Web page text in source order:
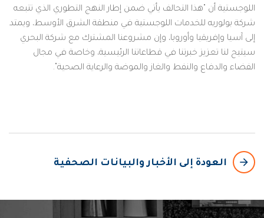
اللوجستية أن "هذا التحالف يأتي ضمن إطار النهج التطوري الذي تتبعه
شركة بولوريه للخدمات اللوجستية في منطقة الشرق الأوسط، ويمتد
إلى آسيا وإفريقيا وأوروبا، وإن مشروعنا المشترك مع شركة البحري
سيتيح لنا تعزيز خبرتنا في قطاعاتنا الرئيسية، وخاصة في مجال
الفضاء والدفاع والنفط والغاز والموضة والرعاية الصحية".
arrow_backward
العودة إلى الأخبار والبيانات الصحفية